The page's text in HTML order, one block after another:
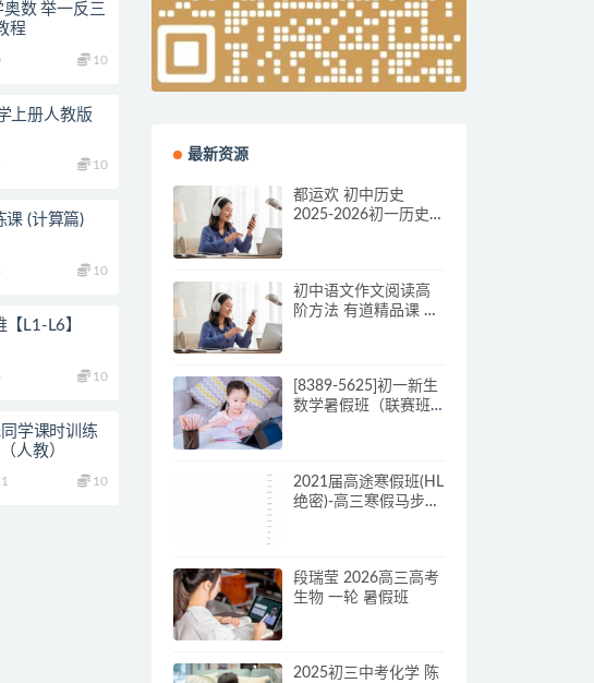
数 举一反三
程
10
上册人教版
10
课 (计算篇)
10
L1-L6】
10
学课时训练
人教）
10
最新资源
都运欢 初中历史
2025-2026初一历史
初中语文作文阅读高
阶方法 有道精品课 包
[8389-5625]初一新生
数学暑假班（联赛班
2021届高途寒假班(HL
绝密)-高三寒假马步野
段瑞莹 2026高三高考
生物 一轮 暑假班
2025初三中考化学 陈